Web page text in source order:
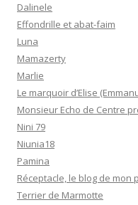
Dalinele
Effondrille et abat-faim
Luna
Mamazerty
Marlie
Le marquoir d’Elise
Monsieur Echo de Centre
Nini 79
Niunia18
Pamina
Réceptacle, le blog de mon
Terrier de Marmotte